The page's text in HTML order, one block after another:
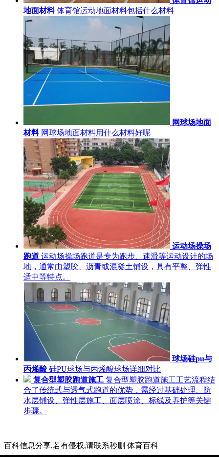
地面材料 体育馆运动地面材料包括什么材料
网球场地面
材料 网球场地面材料用什么材料好呢
运动场操场
跑道 运动场操场跑道是专为跑步、速滑等运动设计的场
地，通常由塑胶、沥青或混凝土铺设，具有平整、弹性
适中等特点。
球场硅pu与
丙烯酸 硅PU球场与丙烯酸球场详细对比
复合型塑胶跑道施工 复合型塑胶跑道施工工艺流程结
合了传统式与透气式跑道的优势，需经过基础处理、防
水层铺设、弹性层施工、面层喷涂、标线及养护等关键
步骤。
百科信息分享,若有侵权,请联系秒删 体育百科